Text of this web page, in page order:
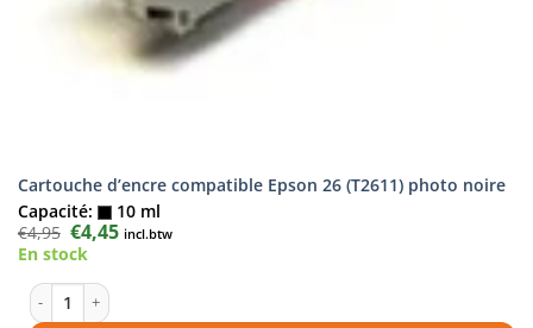
Cartouche d’encre compatible Epson 26 (T2611) photo noire
Capacité:
10 ml
€4,95 Le
prix
initial
€4,95.
€4,45Le
prix
incl.btw
En stock
quantité de Cartouche d'encre compatible Epson 26 (T2611) photo